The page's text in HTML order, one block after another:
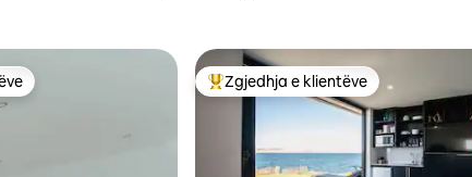
Më të mirat e zgjedhjeve të klientëve
Zgjedhja e klientëve